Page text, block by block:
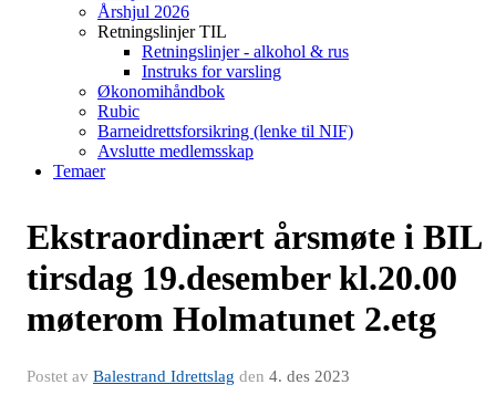
Årshjul 2026
Retningslinjer TIL
Retningslinjer - alkohol & rus
Instruks for varsling
Økonomihåndbok
Rubic
Barneidrettsforsikring (lenke til NIF)
Avslutte medlemsskap
Temaer
Ekstraordinært årsmøte i BIL
tirsdag 19.desember kl.20.00
møterom Holmatunet 2.etg
Postet av Balestrand Idrettslag den 4. des 2023